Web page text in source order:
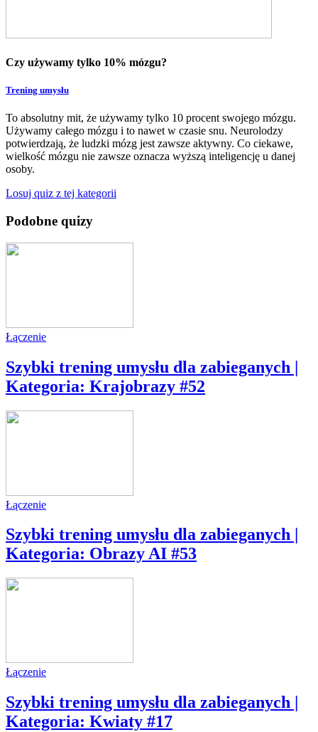
Czy używamy tylko 10% mózgu?
Trening umysłu
To absolutny mit, że używamy tylko 10 procent swojego mózgu.
Używamy całego mózgu i to nawet w czasie snu. Neurolodzy
potwierdzają, że ludzki mózg jest zawsze aktywny. Co ciekawe,
wielkość mózgu nie zawsze oznacza wyższą inteligencję u danej
osoby.
Losuj quiz z tej kategorii
Podobne quizy
Łączenie
Szybki trening umysłu dla zabieganych |
Kategoria: Krajobrazy #52
Łączenie
Szybki trening umysłu dla zabieganych |
Kategoria: Obrazy AI #53
Łączenie
Szybki trening umysłu dla zabieganych |
Kategoria: Kwiaty #17